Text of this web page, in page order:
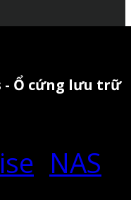
- Ổ cứng lưu trữ
NAS